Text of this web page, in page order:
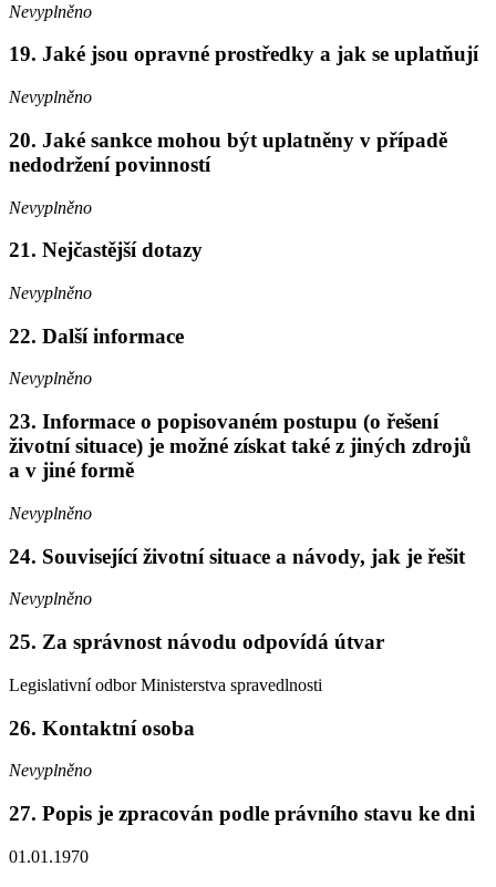
Nevyplněno
19. Jaké jsou opravné prostředky a jak se uplatňují
Nevyplněno
20. Jaké sankce mohou být uplatněny v případě
nedodržení povinností
Nevyplněno
21. Nejčastější dotazy
Nevyplněno
22. Další informace
Nevyplněno
23. Informace o popisovaném postupu (o řešení
životní situace) je možné získat také z jiných zdrojů
a v jiné formě
Nevyplněno
24. Související životní situace a návody, jak je řešit
Nevyplněno
25. Za správnost návodu odpovídá útvar
Legislativní odbor Ministerstva spravedlnosti
26. Kontaktní osoba
Nevyplněno
27. Popis je zpracován podle právního stavu ke dni
01.01.1970